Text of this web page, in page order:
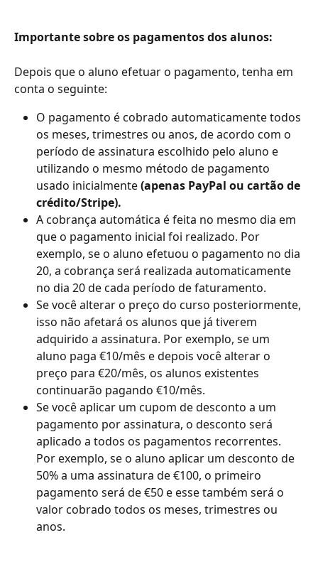
Importante sobre os pagamentos dos alunos:
Depois que o aluno efetuar o pagamento, tenha em
conta o seguinte:
O pagamento é cobrado automaticamente todos
os meses, trimestres ou anos, de acordo com o
período de assinatura escolhido pelo aluno e
utilizando o mesmo método de pagamento
usado inicialmente (apenas PayPal ou cartão de
crédito/Stripe).
A cobrança automática é feita no mesmo dia em
que o pagamento inicial foi realizado. Por
exemplo, se o aluno efetuou o pagamento no dia
20, a cobrança será realizada automaticamente
no dia 20 de cada período de faturamento.
Se você alterar o preço do curso posteriormente,
isso não afetará os alunos que já tiverem
adquirido a assinatura. Por exemplo, se um
aluno paga €10/mês e depois você alterar o
preço para €20/mês, os alunos existentes
continuarão pagando €10/mês.
Se você aplicar um cupom de desconto a um
pagamento por assinatura, o desconto será
aplicado a todos os pagamentos recorrentes.
Por exemplo, se o aluno aplicar um desconto de
50% a uma assinatura de €100, o primeiro
pagamento será de €50 e esse também será o
valor cobrado todos os meses, trimestres ou
anos.